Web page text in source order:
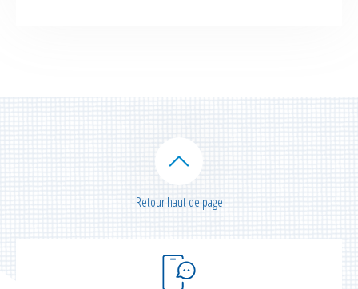
Retour haut de page